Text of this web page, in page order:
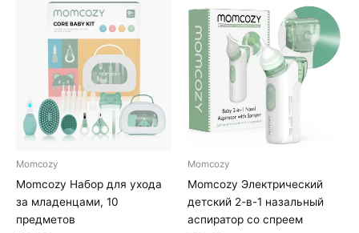
Momcozy
Momcozy Набор для ухода
за младенцами, 10
предметов
Momcozy
Momcozy Электрический
детский 2-в-1 назальный
аспиратор со спреем